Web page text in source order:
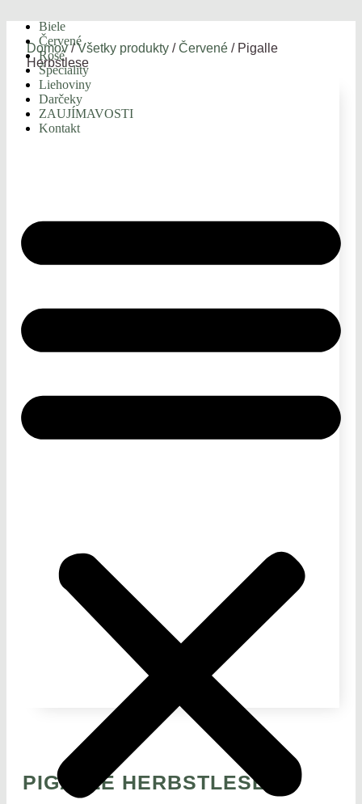
Biele
Červené
Rosé
Špeciality
Liehoviny
Darčeky
ZAUJÍMAVOSTI
Kontakt
Domov/Všetky produkty /Červené / Pigalle
Herbstlese
PIGALLE HERBSTLESE